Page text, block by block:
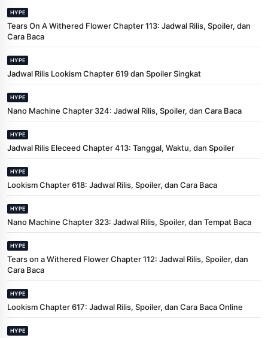
HYPE
Tears On A Withered Flower Chapter 113: Jadwal Rilis, Spoiler, dan
Cara Baca
HYPE
Jadwal Rilis Lookism Chapter 619 dan Spoiler Singkat
HYPE
Nano Machine Chapter 324: Jadwal Rilis, Spoiler, dan Cara Baca
HYPE
Jadwal Rilis Eleceed Chapter 413: Tanggal, Waktu, dan Spoiler
HYPE
Lookism Chapter 618: Jadwal Rilis, Spoiler, dan Cara Baca
HYPE
Nano Machine Chapter 323: Jadwal Rilis, Spoiler, dan Tempat Baca
HYPE
Tears on a Withered Flower Chapter 112: Jadwal Rilis, Spoiler, dan
Cara Baca
HYPE
Lookism Chapter 617: Jadwal Rilis, Spoiler, dan Cara Baca Online
HYPE